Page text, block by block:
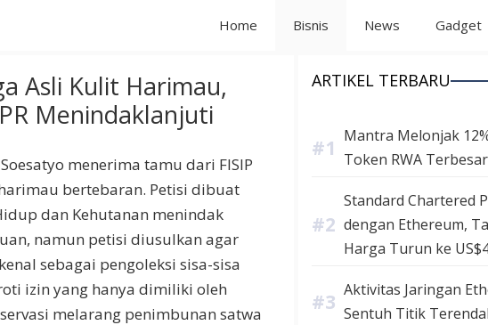
Home Bisnis News Gadget
Asli Kulit Harimau,
Menindaklanjuti
menerima tamu dari FISIP
bertebaran. Petisi dibuat
dan Kehutanan menindak
namun petisi diusulkan agar
sebagai pengoleksi sisa-sisa
izin yang hanya dimiliki oleh
melarang penimbunan satwa
ARTIKEL TERBARU
Mantra Melonjak
Token RWA
Standard Chartered
dengan Ethereum,
Harga Turun ke
Aktivitas Jaringan
Sentuh Titik